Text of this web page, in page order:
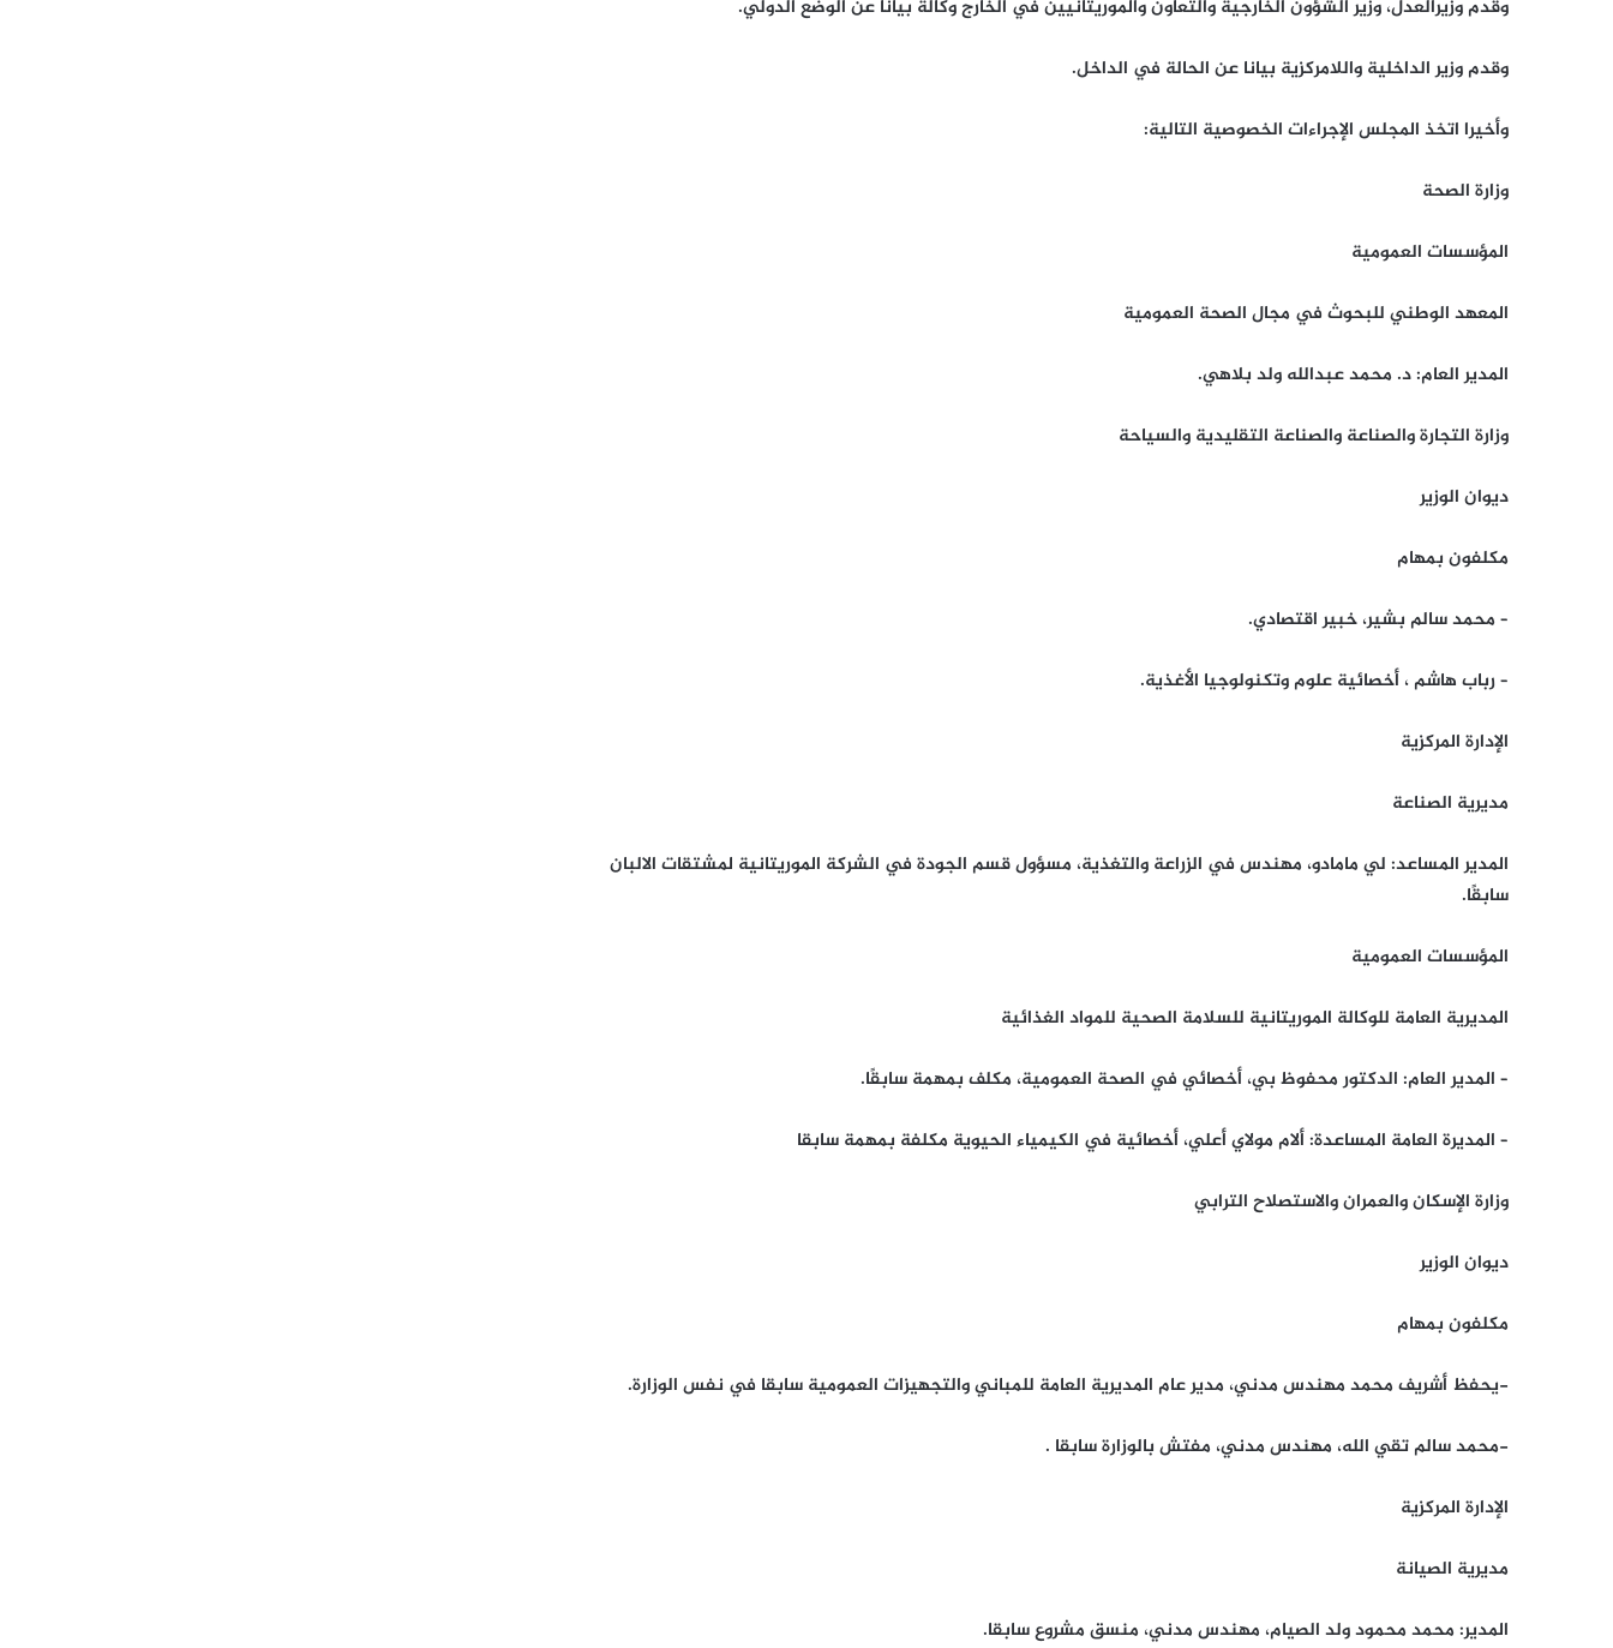
وقدم وزيرالعدل، وزير الشؤون الخارجية والتعاون والموريتانيين في الخارج وكالة بيانا عن الوضع الدولي.
وقدم وزير الداخلية واللامركزية بيانا عن الحالة في الداخل.
وأخيرا اتخذ المجلس الإجراءات الخصوصية التالية:
وزارة الصحة
المؤسسات العمومية
المعهد الوطني للبحوث في مجال الصحة العمومية
المدير العام: د. محمد عبدالله ولد بلاهي.
وزارة التجارة والصناعة والصناعة التقليدية والسياحة
ديوان الوزير
مكلفون بمهام
– محمد سالم بشير، خبير اقتصادي.
– رباب هاشم ، أخصائية علوم وتكنولوجيا الأغذية.
الإدارة المركزية
مديرية الصناعة
المدير المساعد: لي مامادو، مهندس في الزراعة والتغذية، مسؤول قسم الجودة في الشركة الموريتانية لمشتقات الالبان
سابقًا.
المؤسسات العمومية
المديرية العامة للوكالة الموريتانية للسلامة الصحية للمواد الغذائية
– المدير العام: الدكتور محفوظ بي، أخصائي في الصحة العمومية، مكلف بمهمة سابقًا.
– المديرة العامة المساعدة: ألام مولاي أعلي، أخصائية في الكيمياء الحيوية مكلفة بمهمة سابقا
وزارة الإسكان والعمران والاستصلاح الترابي
ديوان الوزير
مكلفون بمهام
-يحفظ أشريف محمد مهندس مدني، مدير عام المديرية العامة للمباني والتجهيزات العمومية سابقا في نفس الوزارة.
-محمد سالم تقي الله، مهندس مدني، مفتش بالوزارة سابقا .
الإدارة المركزية
مديرية الصيانة
المدير: محمد محمود ولد الصيام، مهندس مدني، منسق مشروع سابقا.